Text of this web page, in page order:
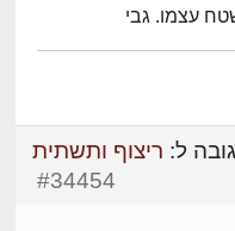
עצמו. גבי
ל: ריצוף ותשתית
#34454